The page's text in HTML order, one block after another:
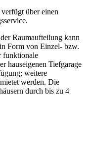
über einen
Raumaufteilung kann
Form von Einzel- bzw.
funktionale
hauseigenen Tiefgarage
weitere
werden. Die
durch bis zu 4